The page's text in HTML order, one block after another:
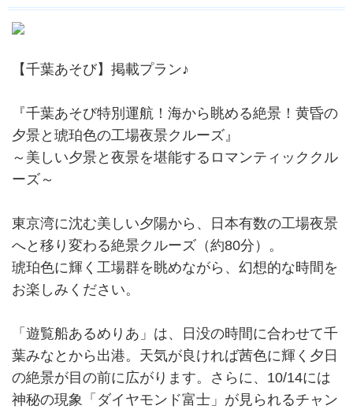
【千葉あそび】掲載プラン♪
『千葉あそび特別運航！海から眺める絶景！黄昏の
夕景と琥珀色の工場夜景クルーズ』
～美しい夕景と夜景を堪能するロマンティッククル
ーズ～
東京湾に沈む美しい夕陽から、日本有数の工場夜景
へと移り変わる絶景クルーズ（約80分）。
琥珀色に輝く工場群を眺めながら、幻想的な時間を
お楽しみください。
「遊覧船あるめりあ」は、日没の時間に合わせて千
葉みなとから出港。天気が良ければ茜色に輝く夕日
の絶景が目の前に広がります。さらに、10/14には
神秘の現象「ダイヤモンド富士」が見られるチャン